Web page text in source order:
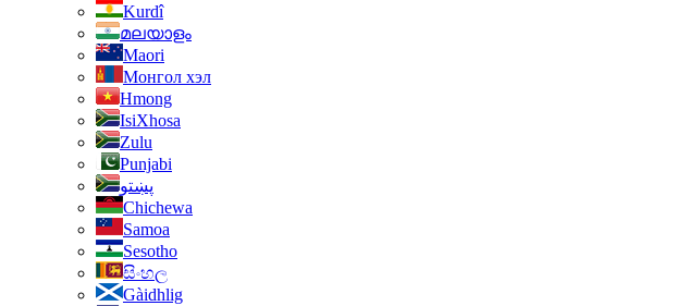
Kurdî
മലയാളം
Maori
Монгол хэл
Hmong
IsiXhosa
Zulu
Punjabi
پښتو
Chichewa
Samoa
Sesotho
සිංහල
Gàidhlig